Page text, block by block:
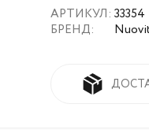
АРТИКУЛ:
БРЕНД:
33354